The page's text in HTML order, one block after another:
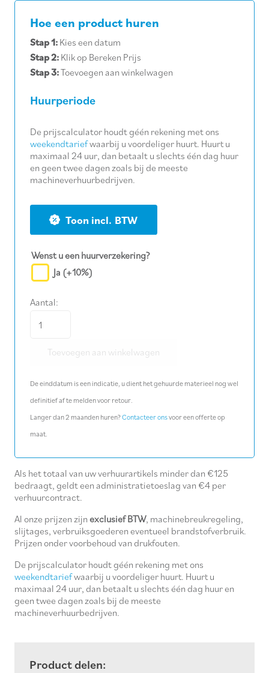
Hoe een product huren
Stap 1: Kies een datum
Stap 2: Klik op Bereken Prijs
Stap 3:Toevoegen aan winkelwagen
Huurperiode
De prijscalculator houdt géén rekening met ons
weekendtariefwaarbij u voordeliger huurt. Huurt u
maximaal 24 uur, dan betaalt u slechts één dag huur
en geen twee dagen zoals bij de meeste
machineverhuurbedrijven.
BTW
Wenst u een huurverzekering?
Ja (+10%)
Aantal:
Toevoegen aan winkelwagen
De einddatum is een indicatie, u dient het gehuurde materieel nog wel
definitief af te melden voor retour.
Langer dan 2 maanden huren?Contacteer onsvoor een offerte op
maat.
Als het totaal van uw verhuurartikels minder dan €125
bedraagt, geldt een administratietoeslag van €4 per
verhuurcontract.
Al onze prijzen zijn exclusief BTW, machinebreukregeling,
slijtages, verbruiksgoederen eventueel brandstofverbruik.
Prijzen onder voorbehoud van drukfouten.
De prijscalculator houdt géén rekening met ons
weekendtariefwaarbij u voordeliger huurt. Huurt u
maximaal 24 uur, dan betaalt u slechts één dag huur en
geen twee dagen zoals bij de meeste
machineverhuurbedrijven.
Product delen: